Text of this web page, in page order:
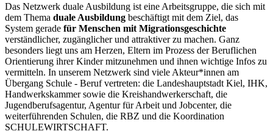
Das Netzwerk duale Ausbildung ist eine Arbeitsgruppe, die sich mit
dem Thema duale Ausbildung beschäftigt mit dem Ziel, das
System gerade für Menschen mit Migrationsgeschichte
verständlicher, zugänglicher und attraktiver zu machen. Ganz
besonders liegt uns am Herzen, Eltern im Prozess der Beruflichen
Orientierung ihrer Kinder mitzunehmen und ihnen wichtige Infos zu
vermitteln. In unserem Netzwerk sind viele Akteur*innen am
Übergang Schule - Beruf vertreten: die Landeshauptstadt Kiel, IHK,
Handwerkskammer sowie die Kreishandwerkerschaft, die
Jugendberufsagentur, Agentur für Arbeit und Jobcenter, die
weiterführenden Schulen, die RBZ und die Koordination
SCHULEWIRTSCHAFT.